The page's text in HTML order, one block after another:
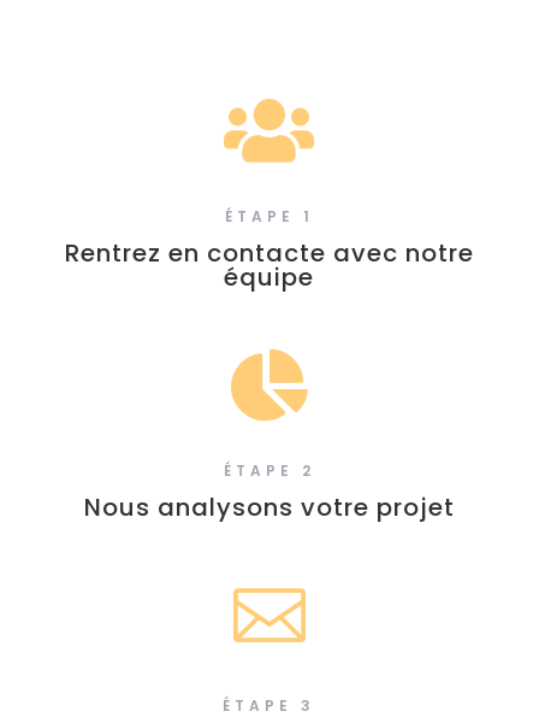

ÉTAPE 1
Rentrez en contacte avec notre
équipe

ÉTAPE 2
Nous analysons votre projet

ÉTAPE 3